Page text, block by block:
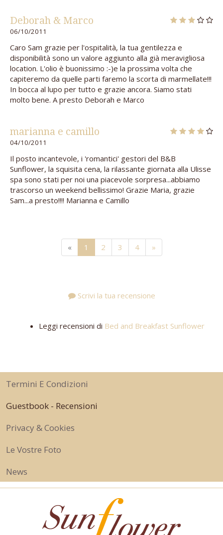
Deborah & Marco
06/10/2011
Caro Sam grazie per l'ospitalità, la tua gentilezza e
disponibilità sono un valore aggiunto alla già meravigliosa
location. L'olio è buonissimo :-)e la prossima volta che
capiteremo da quelle parti faremo la scorta di marmellate!!!
In bocca al lupo per tutto e grazie ancora. Siamo stati
molto bene. A presto Deborah e Marco
marianna e camillo
04/10/2011
Il posto incantevole, i 'romantici' gestori del B&B
Sunflower, la squisita cena, la rilassante giornata alla Ulisse
spa sono stati per noi una piacevole sorpresa...abbiamo
trascorso un weekend bellissimo! Grazie Maria, grazie
Sam...a presto!!!! Marianna e Camillo
« 1 2 3 4 »
Scrivi la tua recensione
Leggi recensioni di Bed and Breakfast Sunflower
Termini E Condizioni
Guestbook - Recensioni
Privacy & Cookies
Le Vostre Foto
News